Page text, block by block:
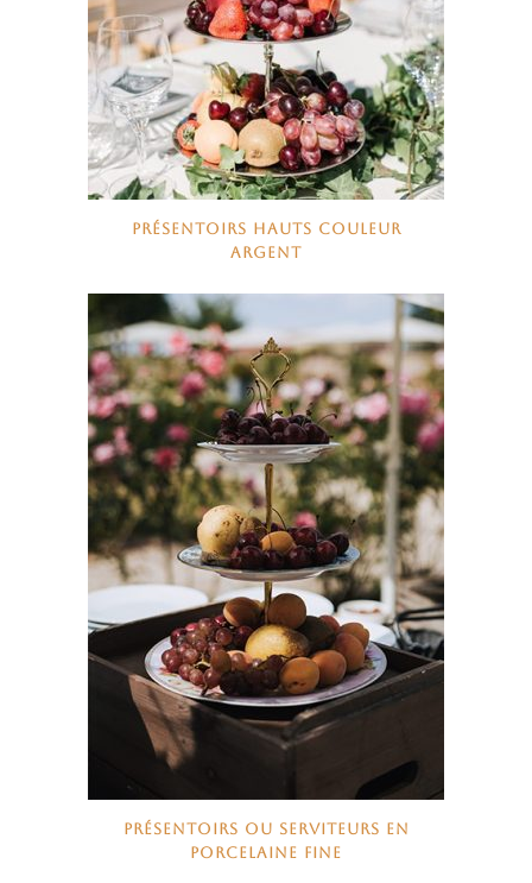
PRÉSENTOIRS HAUTS COULEUR
ARGENT
PRÉSENTOIRS OU SERVITEURS EN
PORCELAINE FINE